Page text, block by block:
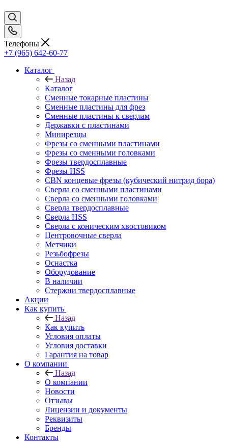
Телефоны
+7 (965) 642-60-77
Каталог
Назад
Каталог
Сменные токарные пластины
Сменные пластины для фрез
Сменные пластины к сверлам
Державки с пластинами
Минирезцы
Фрезы со сменными пластинами
Фрезы со сменными головками
Фрезы твердосплавные
Фрезы HSS
CBN концевые фрезы (кубический нитрид бора)
Сверла со сменными пластинами
Сверла со сменными головками
Сверла твердосплавные
Сверла HSS
Сверла с коническим хвостовиком
Центровочные сверла
Метчики
Резьбофрезы
Оснастка
Оборудование
В наличии
Стержни твердосплавные
Акции
Как купить
Назад
Как купить
Условия оплаты
Условия доставки
Гарантия на товар
О компании
Назад
О компании
Новости
Отзывы
Лицензии и документы
Реквизиты
Бренды
Контакты